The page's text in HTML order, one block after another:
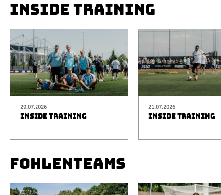
INSIDE TRAINING
29.07.2026
INSIDE TRAINING
21.07.2026
INSIDE TRAINING
FOHLENTEAMS